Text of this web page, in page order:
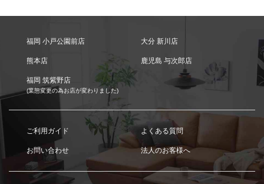
福岡 小戸公園前店 大分 新川店
熊本店 鹿児島 与次郎店
福岡 筑紫野店
(業態変更の為お店が変わりました)
ご利用ガイド よくある質問
お問い合わせ 法人のお客様へ